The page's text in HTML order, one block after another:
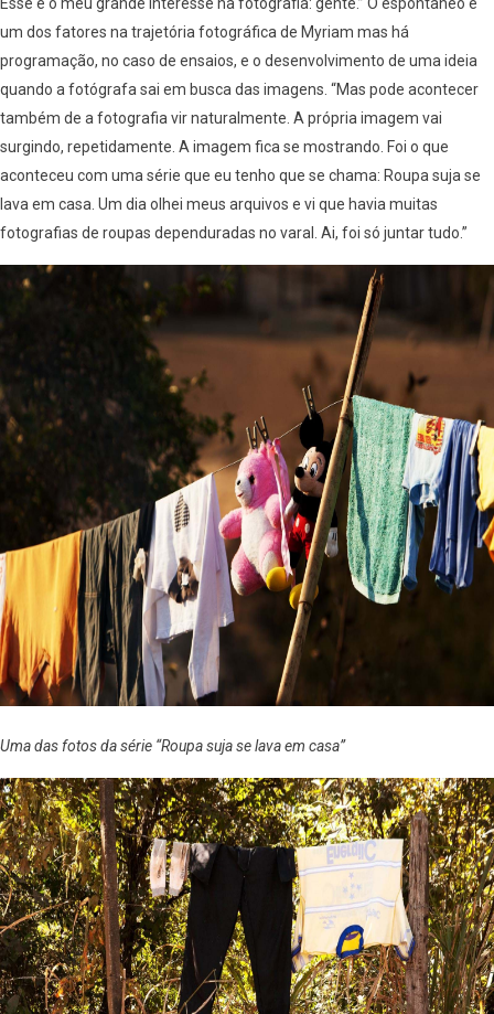
um dos fatores na trajetória fotográfica de Myriam mas há
programação, no caso de ensaios, e o desenvolvimento de uma ideia
quando a fotógrafa sai em busca das imagens. “Mas pode acontecer
também de a fotografia vir naturalmente. A própria imagem vai
surgindo, repetidamente. A imagem fica se mostrando. Foi o que
aconteceu com uma série que eu tenho que se chama: Roupa suja se
lava em casa. Um dia olhei meus arquivos e vi que havia muitas
fotografias de roupas dependuradas no varal. Ai, foi só juntar tudo.”
Uma das fotos da série “Roupa suja se lava em casa”